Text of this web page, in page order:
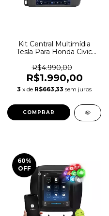
Kit Central Multimídia
Tesla Para Honda Civic
R$4.990,00
R$1.990,00
3 x de R$663,33 sem juros
60%
OFF